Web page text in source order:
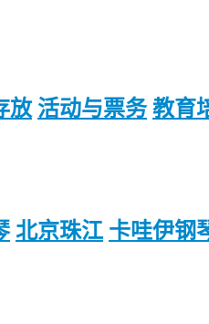
放 活动与票务 教育
北京珠江 卡哇伊钢